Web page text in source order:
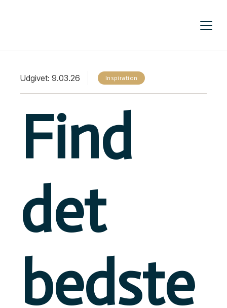
Udgivet: 9.03.26 Inspiration
Find
det
bedste